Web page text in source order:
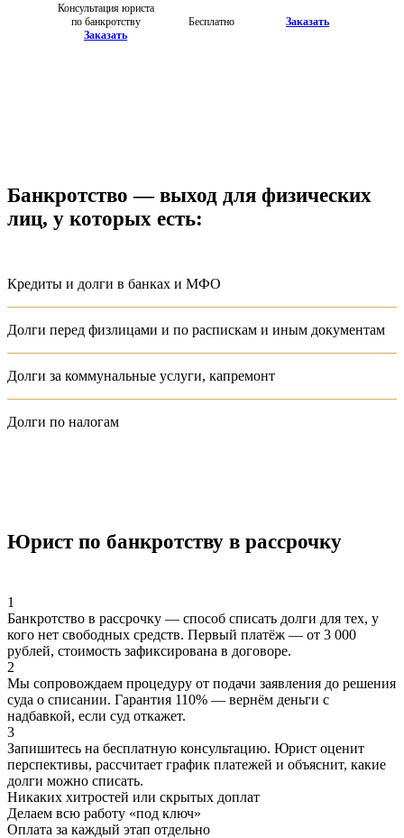
Консультация юриста
по банкротству
Заказать
Бесплатно Заказать
Банкротство — выход для физических
лиц, у которых есть:
Кредиты и долги в банках и МФО
Долги перед физлицами и по распискам и иным документам
Долги за коммунальные услуги, капремонт
Долги по налогам
Юрист по банкротству в рассрочку
1
Банкротство в рассрочку — способ списать долги для тех, у
кого нет свободных средств. Первый платёж — от 3 000
рублей, стоимость зафиксирована в договоре.
2
Мы сопровождаем процедуру от подачи заявления до решения
суда о списании. Гарантия 110% — вернём деньги с
надбавкой, если суд откажет.
3
Запишитесь на бесплатную консультацию. Юрист оценит
перспективы, рассчитает график платежей и объяснит, какие
долги можно списать.
Никаких хитростей или скрытых доплат
Делаем всю работу «под ключ»
Оплата за каждый этап отдельно